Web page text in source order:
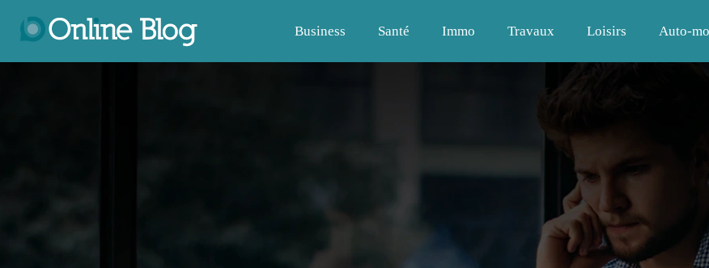
Business Santé Immo Travaux Loisirs Auto-